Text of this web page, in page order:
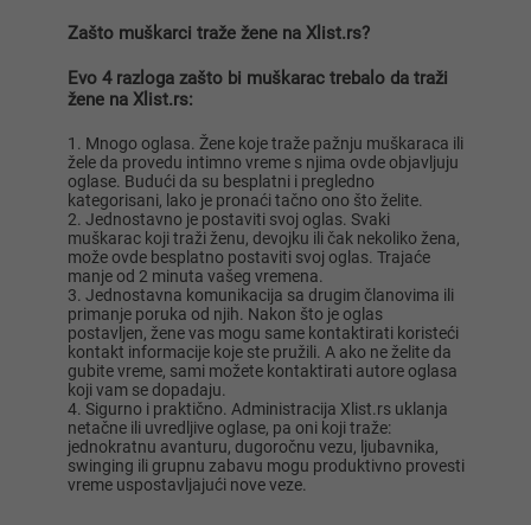
Zašto muškarci traže žene na Xlist.rs?
Evo 4 razloga zašto bi muškarac trebalo da traži
žene na Xlist.rs:
Mnogo oglasa. Žene koje traže pažnju muškaraca ili
žele da provedu intimno vreme s njima ovde objavljuju
oglase. Budući da su besplatni i pregledno
kategorisani, lako je pronaći tačno ono što želite.
Jednostavno je postaviti svoj oglas. Svaki
muškarac koji traži ženu, devojku ili čak nekoliko žena,
može ovde besplatno postaviti svoj oglas. Trajaće
manje od 2 minuta vašeg vremena.
Jednostavna komunikacija sa drugim članovima ili
primanje poruka od njih. Nakon što je oglas
postavljen, žene vas mogu same kontaktirati koristeći
kontakt informacije koje ste pružili. A ako ne želite da
gubite vreme, sami možete kontaktirati autore oglasa
koji vam se dopadaju.
Sigurno i praktično. Administracija Xlist.rs uklanja
netačne ili uvredljive oglase, pa oni koji traže:
jednokratnu avanturu, dugoročnu vezu, ljubavnika,
swinging ili grupnu zabavu mogu produktivno provesti
vreme uspostavljajući nove veze.